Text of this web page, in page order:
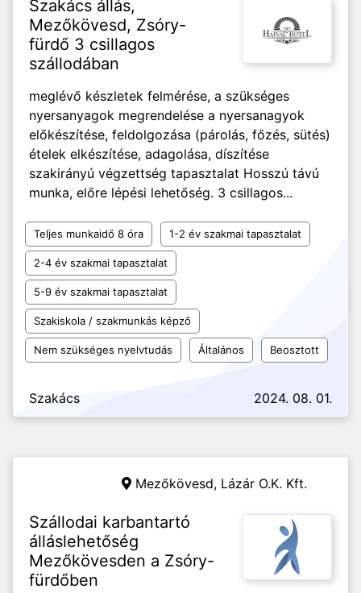
Szakács állás,
Mezőkövesd, Zsóry-
fürdő 3 csillagos
szállodában
meglévő készletek felmérése, a szükséges
nyersanyagok megrendelése a nyersanagyok
előkészítése, feldolgozása (párolás, főzés, sütés)
ételek elkészítése, adagolása, díszítése
szakirányú végzettség tapasztalat Hosszú távú
munka, előre lépési lehetőség. 3 csillagos...
Teljes munkaidő 8 óra 1-2 év szakmai tapasztalat
2-4 év szakmai tapasztalat
5-9 év szakmai tapasztalat
Szakiskola / szakmunkás képző
Nem szükséges nyelvtudás Általános Beosztott
Szakács 2024. 08. 01.
Mezőkövesd, Lázár O.K. Kft.
Szállodai karbantartó
álláslehetőség
Mezőkövesden a Zsóry-
fürdőben